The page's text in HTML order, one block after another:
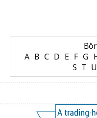
A B C D E F G
S T U